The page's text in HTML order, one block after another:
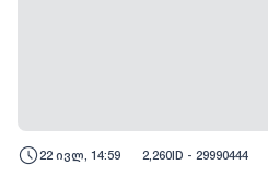
22 ივლ, 14:59 2,260ID - 29990444